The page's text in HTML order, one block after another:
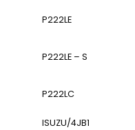
P222LE
P222LE – S
P222LC
ISUZU/4JB1